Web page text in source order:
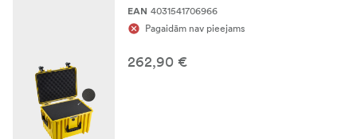
EAN 4031541706966
Pagaidām nav pieejams
262,90 €